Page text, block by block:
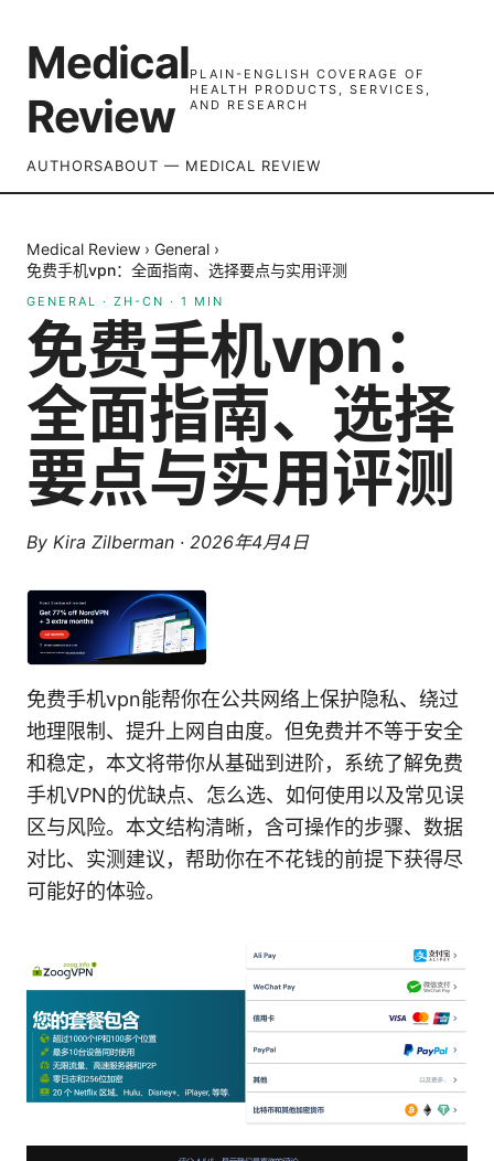
Medical
Review
PLAIN-ENGLISH COVERAGE OF
HEALTH PRODUCTS, SERVICES,
AND RESEARCH
AUTHORSABOUT — MEDICAL REVIEW
Medical Review › General ›
免费手机vpn：全面指南、选择要点与实用评测
GENERAL · ZH-CN · 1 MIN
免费手机vpn：
全面指南、选择
要点与实用评测
By Kira Zilberman · 2026年4月4日
免费手机vpn能帮你在公共网络上保护隐私、绕过
地理限制、提升上网自由度。但免费并不等于安全
和稳定，本文将带你从基础到进阶，系统了解免费
手机VPN的优缺点、怎么选、如何使用以及常见误
区与风险。本文结构清晰，含可操作的步骤、数据
对比、实测建议，帮助你在不花钱的前提下获得尽
可能好的体验。